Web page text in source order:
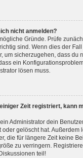
nicht anmelden?
Gründe. Prüfe
sind. Wenn dies der
um sicherzugehen, dass du
ein
lösen muss.
Zeit registriert, kann
Administrator dein
oder gelöscht hat. Außerdem
die für längere Zeit keine
zu verringern.
teil!